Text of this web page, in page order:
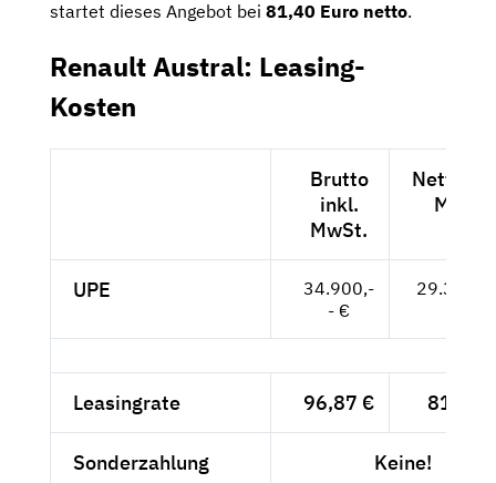
startet dieses Angebot bei 81,40 Euro netto.
Renault Austral: Leasing-
Kosten
Brutto
inkl.
MwSt.
Netto
MwSt.
UPE
34.900,-
- €
Leasingrate 96,87 € 81,40
Sonderzahlung Keine!